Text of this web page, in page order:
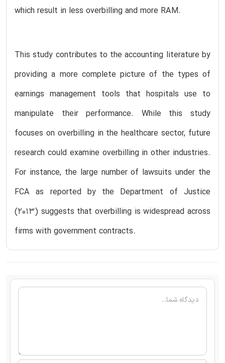
which result in less overbilling and more RAM.
This study contributes to the accounting literature by
providing a more complete picture of the types of
earnings management tools that hospitals use to
manipulate their performance. While this study
focuses on overbilling in the healthcare sector, future
research could examine overbilling in other industries.
For instance, the large number of lawsuits under the
FCA as reported by the Department of Justice
(2013) suggests that overbilling is widespread across
firms with government contracts.